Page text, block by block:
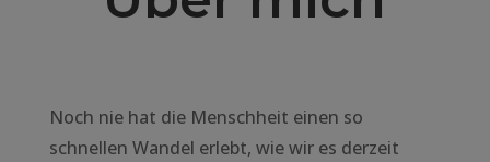
Noch nie hat die Menschheit einen so
schnellen Wandel erlebt, wie wir es derzeit